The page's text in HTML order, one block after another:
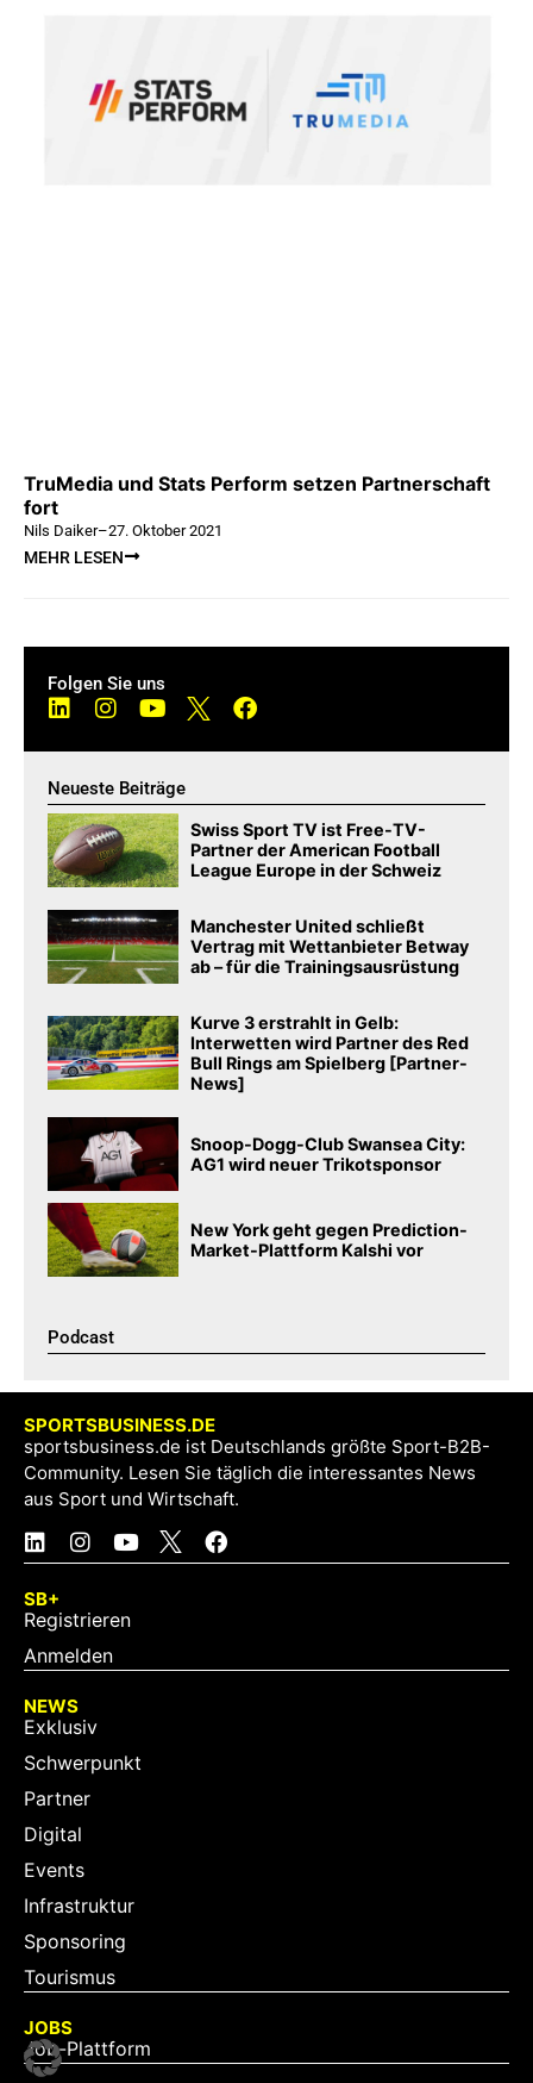
TruMedia und Stats Perform setzen Partnerschaft
fort
Nils Daiker–27. Oktober 2021
MEHR LESEN
Folgen Sie uns
Neueste Beiträge
Swiss Sport TV ist Free-TV-
Partner der American Football
League Europe in der Schweiz
Manchester United schließt
Vertrag mit Wettanbieter Betway
ab – für die Trainingsausrüstung
Kurve 3 erstrahlt in Gelb:
Interwetten wird Partner des Red
Bull Rings am Spielberg [Partner-
News]
Snoop-Dogg-Club Swansea City:
AG1 wird neuer Trikotsponsor
New York geht gegen Prediction-
Market-Plattform Kalshi vor
Podcast​
SPORTSBUSINESS.DE
sportsbusiness.de ist Deutschlands größte Sport-B2B-
Community. Lesen Sie täglich die interessantes News
aus Sport und Wirtschaft.
SB+
Registrieren
Anmelden
NEWS
Exklusiv
Schwerpunkt
Partner
Digital
Events
Infrastruktur
Sponsoring
Tourismus
JOBS
Job-Plattform